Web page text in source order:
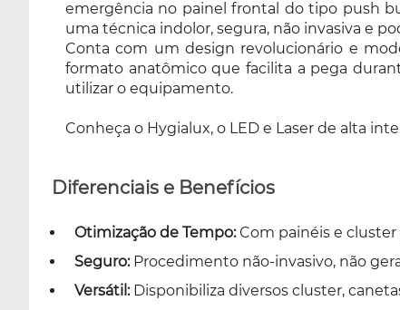
disparo, conferindo facilidade de pausar ou
retomar a aplicação sem precisar utilizar o
equipamento. Conheça o Hygialux, o LED e
Laser de alta intensidade e potência da KLD.
num só equipamento!
emergência no painel frontal do tipo push
uma técnica indolor, segura, não invasiva e
Conta com um design revolucionário e
formato anatômico que facilita a pega
utilizar o equipamento.
Conheça o Hygialux, o LED e Laser de alta
Diferenciais e Benefícios
Otimização de Tempo:Com painéis e cluster
Seguro:Procedimento não-invasivo, não
Versátil:Disponibiliza diversos cluster,